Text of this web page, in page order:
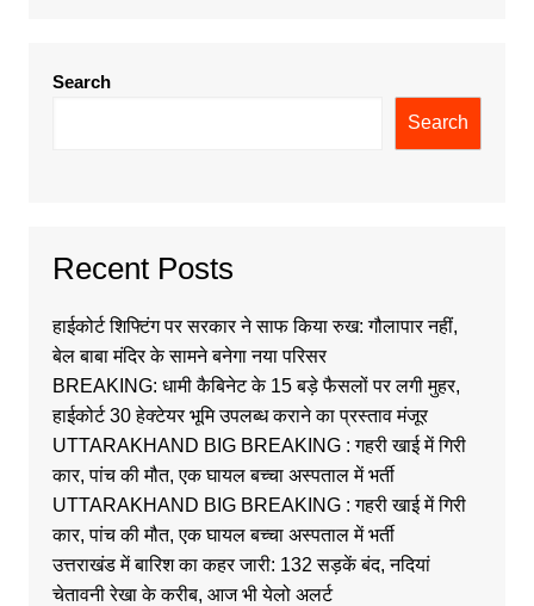
Search
Search
Recent Posts
हाईकोर्ट शिफ्टिंग पर सरकार ने साफ किया रुख: गौलापार नहीं,
बेल बाबा मंदिर के सामने बनेगा नया परिसर
BREAKING: धामी कैबिनेट के 15 बड़े फैसलों पर लगी मुहर,
हाईकोर्ट 30 हेक्टेयर भूमि उपलब्ध कराने का प्रस्ताव मंजूर
UTTARAKHAND BIG BREAKING : गहरी खाई में गिरी
कार, पांच की मौत, एक घायल बच्चा अस्पताल में भर्ती
UTTARAKHAND BIG BREAKING : गहरी खाई में गिरी
कार, पांच की मौत, एक घायल बच्चा अस्पताल में भर्ती
उत्तराखंड में बारिश का कहर जारी: 132 सड़कें बंद, नदियां
चेतावनी रेखा के करीब, आज भी येलो अलर्ट